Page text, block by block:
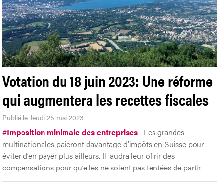
Votation du 18 juin 2023: Une réforme
qui augmentera les recettes fiscales
Publié le Jeudi 25 mai 2023
#Imposition minimale des entreprises Les grandes
multinationales paieront davantage d’impôts en Suisse pour
éviter d’en payer plus ailleurs. Il faudra leur offrir des
compensations pour qu’elles ne soient pas tentées de partir.